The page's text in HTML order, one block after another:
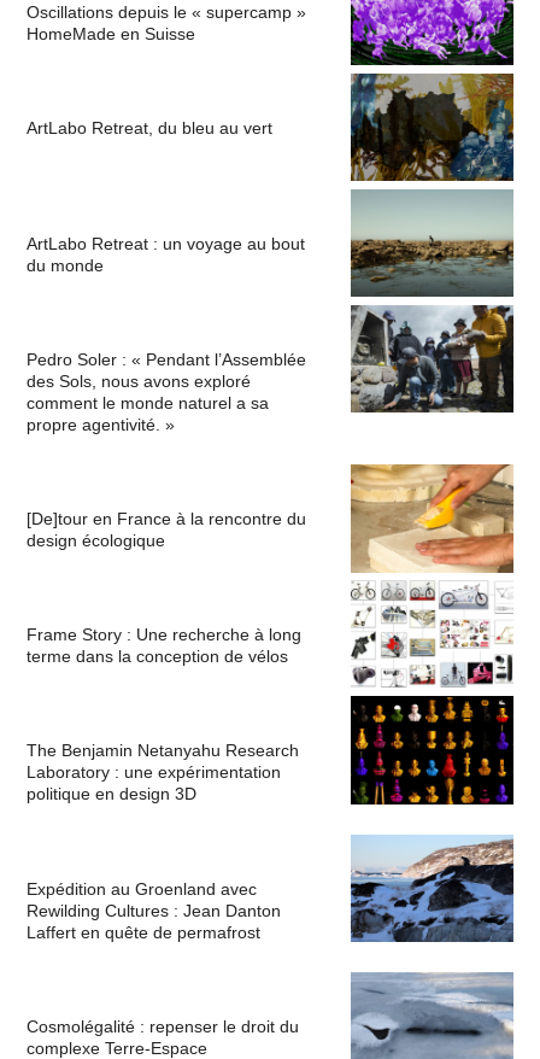
Oscillations depuis le « supercamp »
HomeMade en Suisse
ArtLabo Retreat, du bleu au vert
ArtLabo Retreat : un voyage au bout
du monde
Pedro Soler : « Pendant l’Assemblée
des Sols, nous avons exploré
comment le monde naturel a sa
propre agentivité. »
[De]tour en France à la rencontre du
design écologique
Frame Story : Une recherche à long
terme dans la conception de vélos
The Benjamin Netanyahu Research
Laboratory : une expérimentation
politique en design 3D
Expédition au Groenland avec
Rewilding Cultures : Jean Danton
Laffert en quête de permafrost
Cosmolégalité : repenser le droit du
complexe Terre-Espace